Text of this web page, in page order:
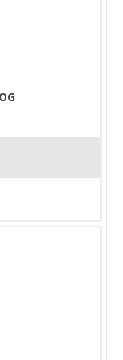
gyártásukról,
horgotkeresel, a
egyre kisebb
Kötése egy
A bojlis
kedvelt fűzött,